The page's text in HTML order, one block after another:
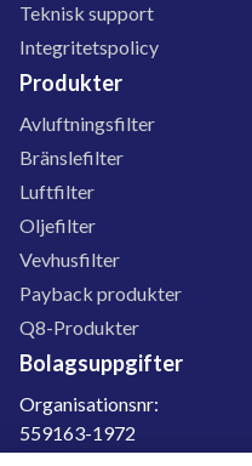
Teknisk support
Integritetspolicy
Produkter
Avluftningsfilter
Bränslefilter
Luftfilter
Oljefilter
Vevhusfilter
Payback produkter
Q8-Produkter
Bolagsuppgifter
Organisationsnr:
559163-1972